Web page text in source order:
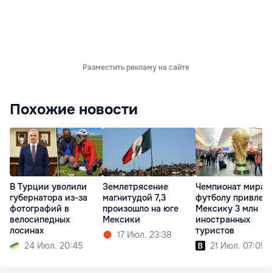
Разместить рекламу на сайте
Похожие новости
В Турции уволили
губернатора из-за
фотографий в
велосипедных
лосинах
24 Июл. 20:45
Землетрясение
магнитудой 7,3
произошло на юге
Мексики
17 Июл. 23:38
Чемпионат мира
футболу привлек
Мексику 3 млн
иностранных
туристов
21 Июл. 07:09